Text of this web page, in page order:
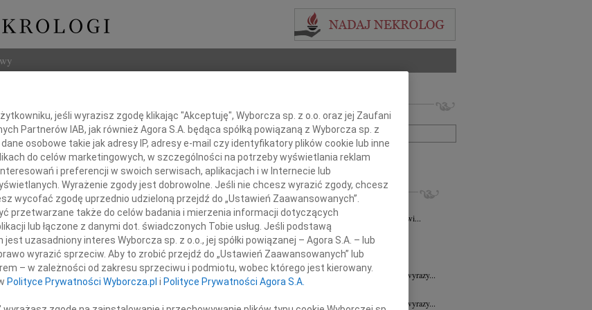
Drogiemu
Wojtasowi
Imię i nazwisko lub numer ogłoszenia:
+ szukanie zaawansowane
INNE NEKROLOGI
Lucyna Wróbel 06.08.2026 Wrocław
Naszemu Przyjacielowi Michałowi Łuczakowi...
06.08.2026Wrocław
Annie Ciskowskiej wyrazy najgłębszego...
31.07.2026
Wrocław
Panu Sędziemu Januszowi Kaspryszynowi wyrazy...
31.07.2026
Panu Sędziemu Januszowi Kaspryszynowi wyrazy...
jeśli wyrazisz zgodę klikając "Akceptuję", Wyborcza sp. z o.o. oraz jej Zaufani
Partnerów IAB, jak również Agora S.A. będąca spółką powiązaną z Wyborcza sp. z
osobowe takie jak adresy IP, adresy e-mail czy identyfikatory plików cookie lub inne
do celów marketingowych, w szczególności na potrzeby wyświetlania reklam
i preferencji w swoich serwisach, aplikacjach i w Internecie lub
Wyrażenie zgody jest dobrowolne. Jeśli nie chcesz wyrazić zgody, chcesz
wycofać zgodę uprzednio udzieloną przejdź do „Ustawień Zaawansowanych”.
przetwarzane także do celów badania i mierzenia informacji dotyczących
lub łączone z danymi dot. świadczonych Tobie usług. Jeśli podstawą
uzasadniony interes Wyborcza sp. z o.o., jej spółki powiązanej – Agora S.A. – lub
wyrazić sprzeciw. Aby to zrobić przejdź do „Ustawień Zaawansowanych” lub
– w zależności od zakresu sprzeciwu i podmiotu, wobec którego jest kierowany.
Polityce Prywatności Wyborcza.pl i Polityce Prywatności Agora S.A.